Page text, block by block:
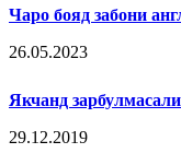
Чаро бояд забони
26.05.2023
Якчанд
29.12.2019